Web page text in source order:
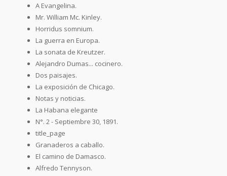
A Evangelina.
Mr. William Mc. Kinley.
Horridus somnium.
La guerra en Europa.
La sonata de Kreutzer.
Alejandro Dumas... cocinero.
Dos paisajes.
La exposición de Chicago.
Notas y noticias.
La Habana elegante
N°. 2 - Septiembre 30, 1891.
title_page
Granaderos a caballo.
El camino de Damasco.
Alfredo Tennyson.